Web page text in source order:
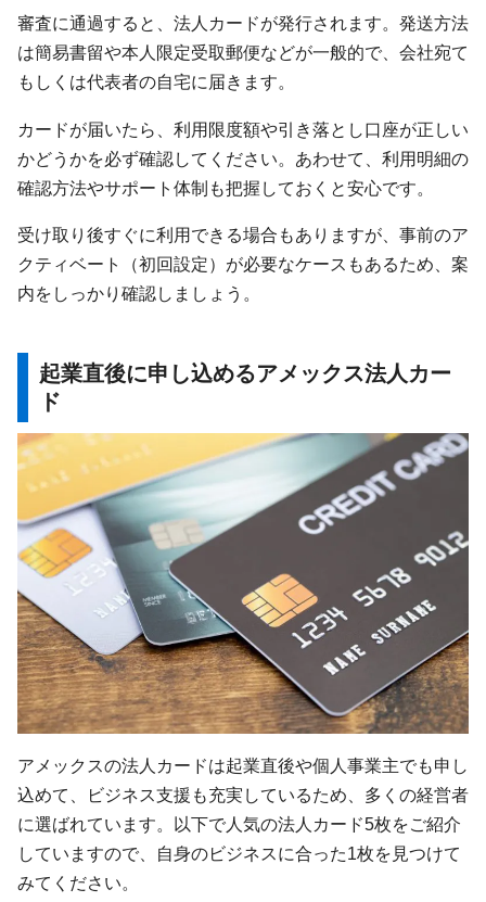
審査に通過すると、法人カードが発行されます。発送方法
は簡易書留や本人限定受取郵便などが一般的で、会社宛て
もしくは代表者の自宅に届きます。
カードが届いたら、利用限度額や引き落とし口座が正しい
かどうかを必ず確認してください。あわせて、利用明細の
確認方法やサポート体制も把握しておくと安心です。
受け取り後すぐに利用できる場合もありますが、事前のア
クティベート（初回設定）が必要なケースもあるため、案
内をしっかり確認しましょう。
起業直後に申し込めるアメックス法人カー
ド
アメックスの法人カードは起業直後や個人事業主でも申し
込めて、ビジネス支援も充実しているため、多くの経営者
に選ばれています。以下で人気の法人カード5枚をご紹介
していますので、自身のビジネスに合った1枚を見つけて
みてください。